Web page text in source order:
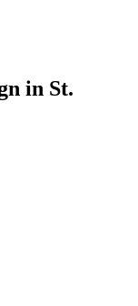
in St.